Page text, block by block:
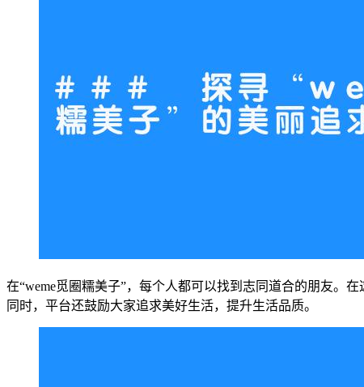
在“weme觅圈糯美子”，每个人都可以找到志同道合的朋友。
同时，平台还鼓励大家追求美好生活，提升生活品质。